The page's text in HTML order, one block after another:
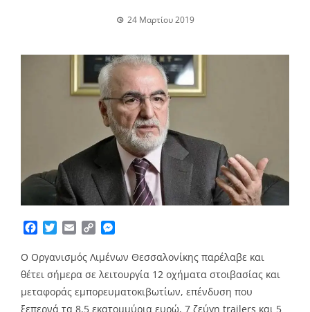
24 Μαρτίου 2019
Facebook
TwitterEmailCopy
Ο Οργανισμός Λιμένων Θεσσαλονίκης παρέλαβε και
θέτει σήμερα σε λειτουργία 12 οχήματα στοιβασίας και
μεταφοράς εμπορευματοκιβωτίων, επένδυση που
ξεπερνά τα 8,5 εκατομμύρια ευρώ, 7 ζεύγη trailers και 5